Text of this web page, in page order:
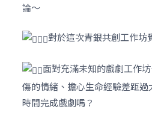
論～
對於這次青銀共創工作坊
面對充滿未知的戲劇工作
傷的情緒、擔心生命經驗差距
時間完成戲劇嗎？